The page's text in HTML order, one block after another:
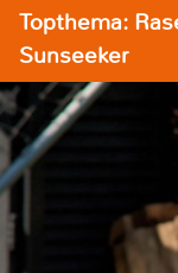
Topthema:
Sunseeker